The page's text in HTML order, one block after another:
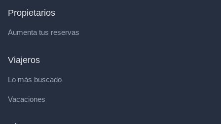
Propietarios
Aumenta tus reservas
Viajeros
Lo más buscado
Vacaciones